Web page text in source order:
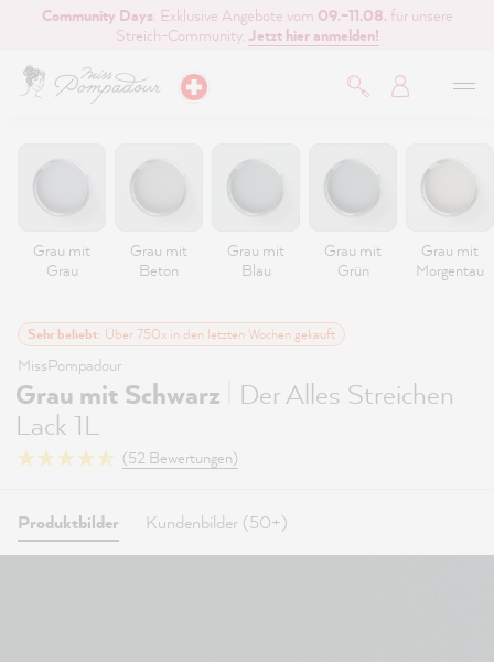
springen
Community Days: Exklusive Angebote vom 09.–11.08. für unsere
Streich-Community. Jetzt hier anmelden!
Grau mit
Grau
Grau mit
Beton
Grau mit
Blau
Grau mit
Grün
Grau mit
Morgentau
Sehr beliebt: Über 750x in den letzten Wochen gekauft
MissPompadour
Grau mit Schwarz
Der Alles Streichen
Lack 1L
(52 Bewertungen)
Produktbilder Kundenbilder (50+)